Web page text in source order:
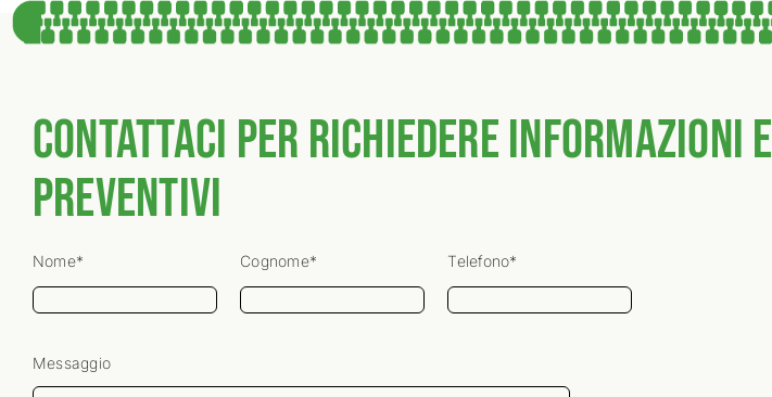
Contattaci per richiedere informazioni e
preventivi
Nome* Cognome* Telefono*
Messaggio